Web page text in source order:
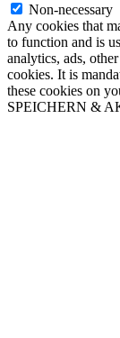
Non-necessary
Any cookies that
to function and is
analytics, ads,
cookies. It is
these cookies on
SPEICHERN &